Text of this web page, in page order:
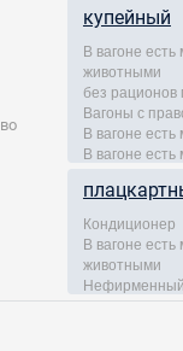
купейный
В вагоне
животными
без рационов
Вагоны с
В вагоне
В вагоне
Кондиционер
В вагоне
животными
Нефирменный